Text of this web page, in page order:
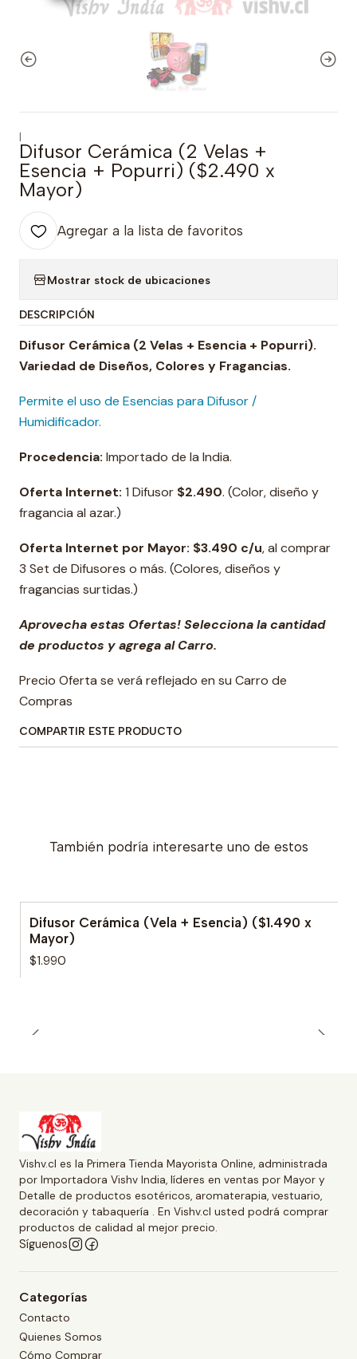
|
Difusor Cerámica (2 Velas +
Esencia + Popurri) ($2.490 x
Mayor)
Agregar a la lista de favoritos
Mostrar stock de ubicaciones
DESCRIPCIÓN
Difusor Cerámica (2 Velas + Esencia + Popurri).
Variedad de Diseños, Colores y Fragancias.
Permite el uso de Esencias para Difusor /
Humidificador.
Procedencia: Importado de la India.
Oferta Internet: 1 Difusor $2.490. (Color, diseño y
fragancia al azar.)
Oferta Internet por Mayor: $3.490 c/u, al comprar
3 Set de Difusores o más. (Colores, diseños y
fragancias surtidas.)
Aprovecha estas Ofertas! Selecciona la cantidad
de productos y agrega al Carro.
Precio Oferta se verá reflejado en su Carro de
Compras
COMPARTIR ESTE PRODUCTO
También podría interesarte uno de estos
Difusor Cerámica (Vela + Esencia) ($1.490 x
Mayor)
$1.990
Vishv.cl es la Primera Tienda Mayorista Online, administrada
por Importadora Vishv India, líderes en ventas por Mayor y
Detalle de productos esotéricos, aromaterapia, vestuario,
decoración y tabaquería . En Vishv.cl usted podrá comprar
productos de calidad al mejor precio.
Síguenos
Categorías
Contacto
Quienes Somos
Cómo Comprar